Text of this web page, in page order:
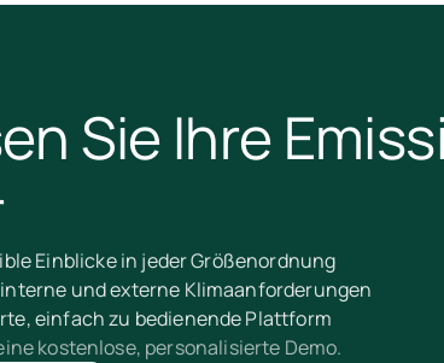
Sie Ihre
Einblicke in jeder Größenordnung
und externe Klimaanforderungen
einfach zu bedienende Plattform
kostenlose, personalisierte Demo.